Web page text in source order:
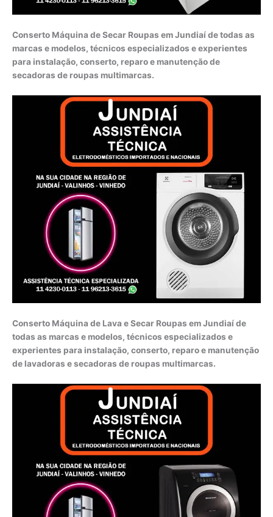
Conserto Máquina de Secar Roupas em Jundiaí de todas as
marcas e modelos, técnicos especializados e experientes
para instalação, conserto, reparo e manutenção de
secadoras de roupas multimarcas.
Conserto Máquina de Lava e Secar Roupas em Jundiaí de
todas as marcas e modelos, técnicos especializados e
experientes para instalação, conserto, reparo e manutenção
de lavadoras e secadoras de roupas multimarcas.